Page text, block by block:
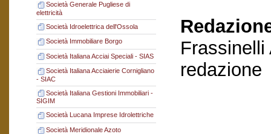
Società Generale Pugliese di
elettricità
Società Idroelettrica dell'Ossola
Società Immobiliare Borgo
Società Italiana Acciai Speciali - SIAS
Società Italiana Acciaierie Cornigliano
- SIAC
Società Italiana Gestioni Immobiliari -
SIGIM
Società Lucana Imprese Idrolettriche
Società Meridionale Azoto
Frassinelli
redazione